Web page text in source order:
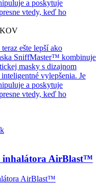
a poskytuje
vtedy, keď ho
ešte lepší ako
SniffMaster™ kombinuje
masky s dizajnom
vylepšenia. Je
a poskytuje
vtedy, keď ho
inhalátora AirBlast™